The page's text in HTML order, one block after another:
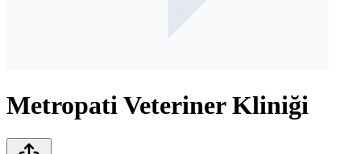
Metropati Veteriner Kliniği